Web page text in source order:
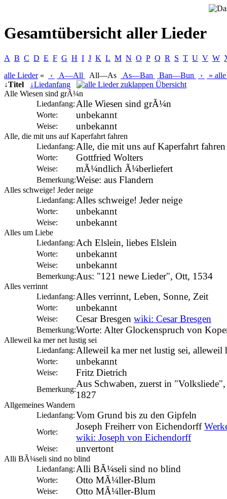
Gesamtübersicht aller Lieder
A B C D E F G H I J K L M N O P Q R S T U V W
alle Lieder« ‹ A—All All—As As—Ban Ban—Bun › » alle
↓Titel ↓Liedanfang
Übersicht
Alle Wiesen sind grÃ¼n
Liedanfang: Alle Wiesen sind grÃ¼n
Worte: unbekannt
Weise: unbekannt
Alle, die mit uns auf Kaperfahrt fahren
Liedanfang: Alle, die mit uns auf Kaperfahrt fahren
Worte: Gottfried Wolters
Weise: mÃ¼ndlich Ã¼berliefert
Bemerkung:Weise: aus Flandern
Alles schweige! Jeder neige
Liedanfang: Alles schweige! Jeder neige
Worte: unbekannt
Weise: unbekannt
Alles um Liebe
Liedanfang: Ach Elslein, liebes Elslein
Worte: unbekannt
Weise: unbekannt
Bemerkung:Aus: "121 newe Lieder", Ott, 1534
Alles verrinnt
Liedanfang: Alles verrinnt, Leben, Sonne, Zeit
Worte: unbekannt
Weise: Cesar Bresgen wiki: Cesar Bresgen
Bemerkung:Worte: Alter Glockenspruch von
Alleweil ka mer net lustig sei
Liedanfang: Alleweil ka mer net lustig sei, alleweil
Worte: unbekannt
Weise: Fritz Dietrich
Bemerkung:
Aus Schwaben, zuerst in
1827
Allgemeines Wandern
Liedanfang:Vom Grund bis zu den Gipfeln
Worte:
Joseph Freiherr von Eichendorff
wiki: Joseph von Eichendorff
Weise: unvertont
Alli BÃ¼seli sind no blind
Liedanfang: Alli BÃ¼seli sind no blind
Worte: Otto MÃ¼ller-Blum
Weise: Otto MÃ¼ller-Blum